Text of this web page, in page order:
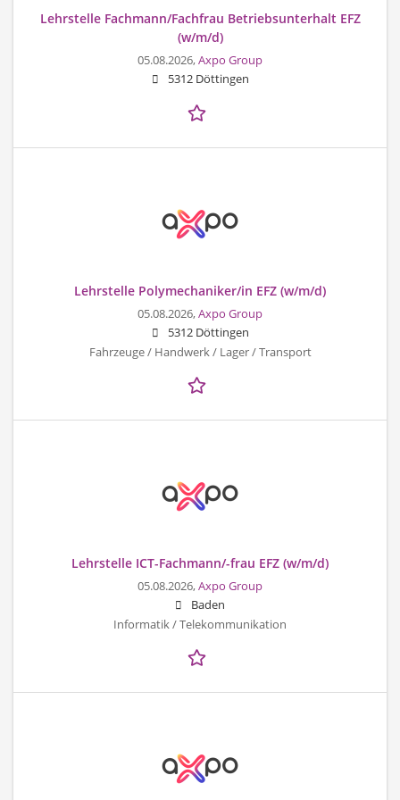
Lehrstelle Fachmann/Fachfrau Betriebsunterhalt EFZ
(w/m/d)
05.08.2026,Axpo Group
5312 Döttingen
Lehrstelle Polymechaniker/in EFZ (w/m/d)
05.08.2026,Axpo Group
5312 Döttingen
Fahrzeuge / Handwerk / Lager / Transport
Lehrstelle ICT-Fachmann/-frau EFZ (w/m/d)
05.08.2026,Axpo Group
Baden
Informatik / Telekommunikation